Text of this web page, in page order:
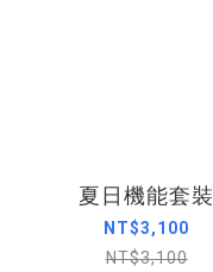
夏日機能套裝
NT$3,100
NT$3,100